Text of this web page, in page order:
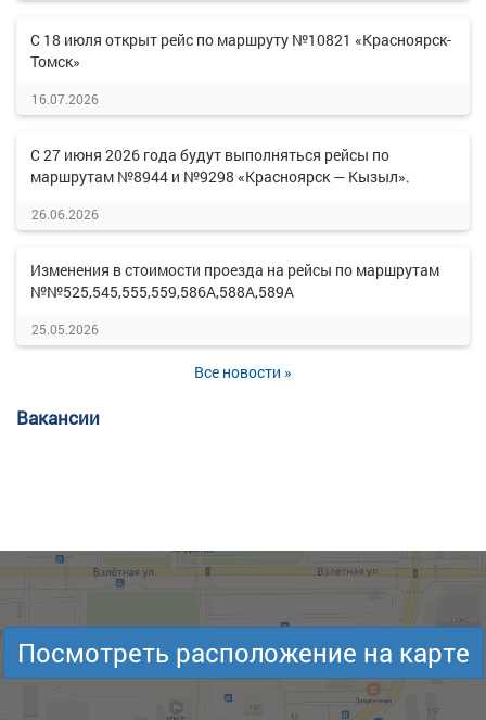
С 18 июля открыт рейс по маршруту №10821 «Красноярск-
Томск»
16.07.2026
С 27 июня 2026 года будут выполняться рейсы по
маршрутам №8944 и №9298 «Красноярск — Кызыл».
26.06.2026
Изменения в стоимости проезда на рейсы по маршрутам
№№525,545,555,559,586А,588А,589А
25.05.2026
Все новости »
Вакансии
Посмотреть расположение на карте